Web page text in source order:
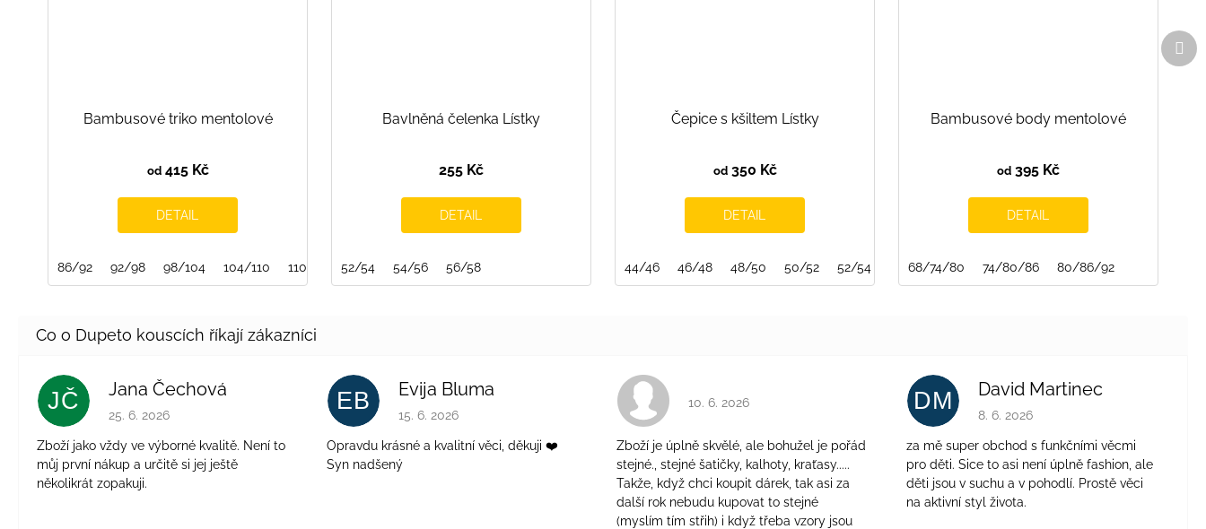
Bambusové triko mentolové
od415 Kč
DETAIL
86/92 92/98 98/104 104/110 110/116 116/122 140/146 146/152
Bavlněná čelenka Lístky
255 Kč
DETAIL
52/54 54/56 56/58
Čepice s kšiltem Lístky
od350 Kč
DETAIL
44/46 46/48 48/50 50/52 52/54 54/56
Bambusové body mentolové
od 395 Kč
DETAIL
68/74/80 74/80/86 80/86/92
JČ Jana Čechová
Hodnocení obchodu je 5 z 5 hvězdiček.
25. 6. 2026
Zboží jako vždy ve výborné kvalitě. Není to
můj první nákup a určitě si jej ještě
několikrát zopakuji.
EB Evija Bluma
Hodnocení obchodu je 5 z 5 hvězdiček.
15. 6. 2026
Opravdu krásné a kvalitní věci, děkuji ❤️
Syn nadšený
Hodnocení obchodu je 4 z 5 hvězdiček.
10. 6. 2026
Zboží je úplně skvělé, ale bohužel je pořád
stejné., stejné šatičky, kalhoty, kraťasy.....
Takže, když chci koupit dárek, tak asi za
další rok nebudu kupovat to stejné
(myslím tím střih) i když třeba vzory jsou
DM David Martinec
Hodnocení obchodu je 5 z 5 hvězdiček.
8. 6. 2026
za mě super obchod s funkčními věcmi
pro děti. Sice to asi není úplně fashion, ale
děti jsou v suchu a v pohodlí. Prostě věci
na aktivní styl života.